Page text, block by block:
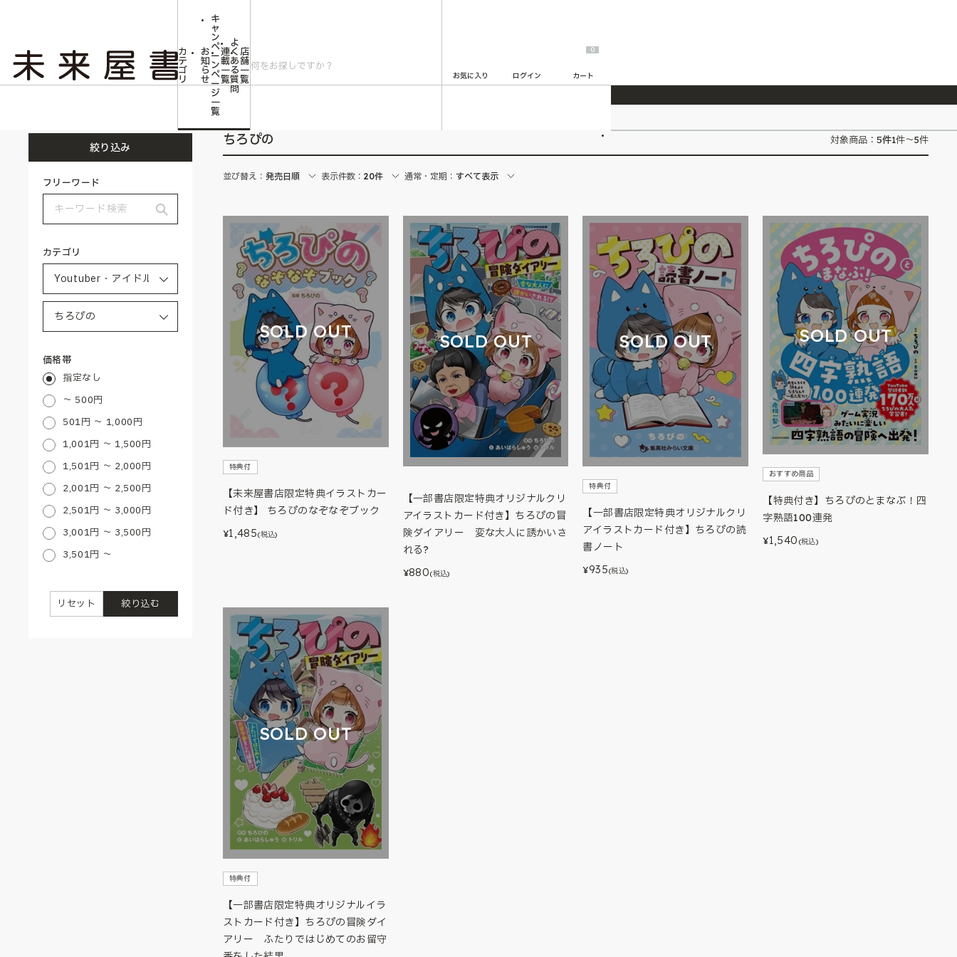
2026/7/23 『ONE PIECE magazine 021 ONE PIECEカード付き同梱版』発売延期のご案内
カ
テ
ゴ
リ
お
知
ら
せ
キ
ャ
ン
ペ
ー
ン
ペ
ー
ジ
一
覧
連
載
一
覧
よ
く
あ
る
質
問
店
舗
一
覧
お気に入り ログイン
0
カート
Youtuber・アイドル・タレント・ミュージシャン・俳優
絞り込み
フリーワード
カテゴリ
価格帯
指定なし
～ 500円
501円 ～ 1,000円
1,001円 ～ 1,500円
1,501円 ～ 2,000円
2,001円 ～ 2,500円
2,501円 ～ 3,000円
3,001円 ～ 3,500円
3,501円 ～
絞り込む
リセット
ちろぴの 対象商品： 5件1件～5件
並び替え： 発売日順 表示件数： 20件 通常・定期： すべて表示
SOLD OUT
特典付
【未来屋書店限定特典イラストカー
ド付き】 ちろぴのなぞなぞブック
¥1,485(税込)
SOLD OUT
【一部書店限定特典オリジナルクリ
アイラストカード付き】ちろぴの冒
険ダイアリー 変な大人に誘かいさ
れる?
¥880(税込)
SOLD OUT
特典付
【一部書店限定特典オリジナルクリ
アイラストカード付き】ちろぴの読
書ノート
¥935(税込)
SOLD OUT
おすすめ商品
【特典付き】ちろぴのとまなぶ！四
字熟語100連発
¥1,540 (税込)
SOLD OUT
特典付
【一部書店限定特典オリジナルイラ
ストカード付き】ちろぴの冒険ダイ
アリー ふたりではじめてのお留守